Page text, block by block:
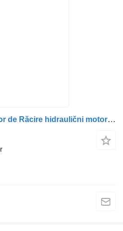
Motor Hidraulic Ventilator de Răcire hidraulični motor za Scania (Coduri: 2196418, 2032381, 1853889) kamiona